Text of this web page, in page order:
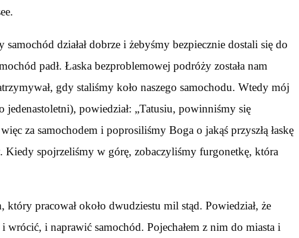
działał dobrze i żebyśmy bezpiecznie dostali się do
padł. Łaska bezproblemowej podróży została nam
gdy staliśmy koło naszego samochodu. Wtedy mój
jedenastoletni), powiedział: „Tatusiu, powinniśmy się
za samochodem i poprosiliśmy Boga o jakąś przyszłą łaskę
Kiedy spojrzeliśmy w górę, zobaczyliśmy furgonetkę, która
który pracował około dwudziestu mil stąd. Powiedział, że
wrócić, i naprawić samochód. Pojechałem z nim do miasta i